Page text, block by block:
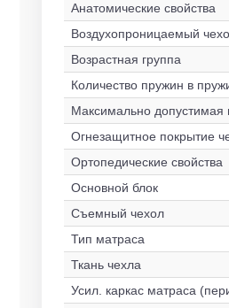
Анатомические свойства
Воздухопроницаемый
Возрастная группа
Количество пружин в
Максимально допустимая
Огнезащитное покрытие
Ортопедические свойства
Основной блок
Съемный чехол
Тип матраса
Ткань чехла
Усил. каркас матраса